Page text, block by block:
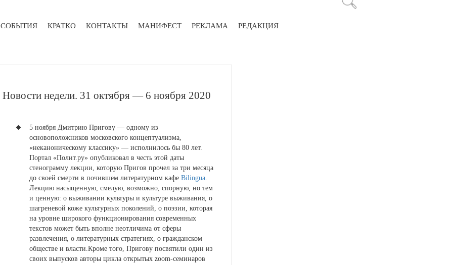
СОБЫТИЯ КРАТКО КОНТАКТЫ МАНИФЕСТ РЕКЛАМА РЕДАКЦИЯ
​Новости недели. 31 октября — 6 ноября 2020
5 ноября Дмитрию Пригову — одному из
основоположников московского концептуализма,
«неканоническому классику» — исполнилось бы 80 лет.
Портал «Полит.ру» опубликовал в честь этой даты
стенограмму лекции, которую Пригов прочел за три месяца
до своей смерти в почившем литературном кафе Bilingua.
Лекцию насыщенную, смелую, возможно, спорную, но тем
и ценную: о выживании культуры и культуре выживания, о
шагреневой коже культурных поколений, о поэзии, которая
на уровне широкого функционирования современных
текстов может быть вполне неотличима от сферы
развлечения, о литературных стратегиях, о гражданском
обществе и власти.Кроме того, Пригову посвятили один из
своих выпусков авторы цикла открытых zoom-семинаров